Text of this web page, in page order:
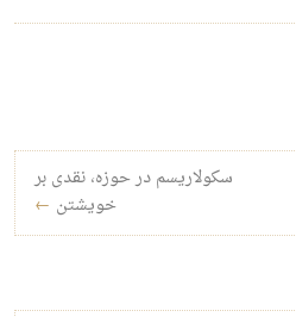
سکولاریسم در حوزه، نقدی بر
خویشتن ←